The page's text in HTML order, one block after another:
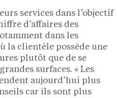
services dans l’objectif
d’affaires des
dans les
la clientèle possède une
plutôt que de se
surfaces. « Les
aujourd’hui plus
car ils sont plus